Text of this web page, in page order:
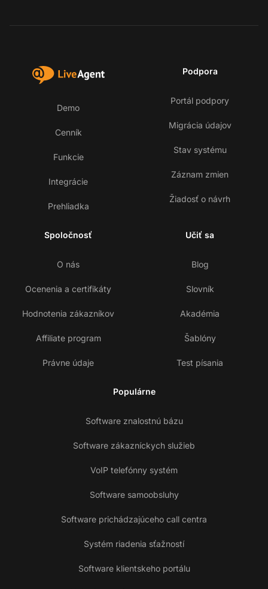
Demo
Cenník
Funkcie
Integrácie
Prehliadka
Podpora
Portál podpory
Migrácia údajov
Stav systému
Záznam zmien
Žiadosť o návrh
Spoločnosť
O nás
Ocenenia a certifikáty
Hodnotenia zákazníkov
Affiliate program
Právne údaje
Učiť sa
Blog
Slovník
Akadémia
Šablóny
Test písania
Populárne
Software znalostnú bázu
Software zákazníckych služieb
VoIP telefónny systém
Software samoobsluhy
Software prichádzajúceho call centra
Systém riadenia sťažností
Software klientskeho portálu